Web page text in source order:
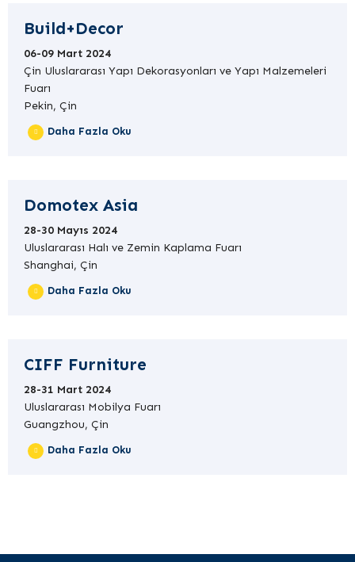
Build+Decor
06-09 Mart 2024
Çin Uluslararası Yapı Dekorasyonları ve Yapı Malzemeleri
Fuarı
Pekin, Çin
Daha Fazla Oku
Domotex Asia
28-30 Mayıs 2024
Uluslararası Halı ve Zemin Kaplama Fuarı
Shanghai, Çin
Daha Fazla Oku
CIFF Furniture
28-31 Mart 2024
Uluslararası Mobilya Fuarı
Guangzhou, Çin
Daha Fazla Oku